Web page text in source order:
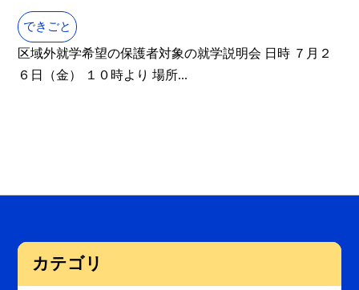
できごと
区域外就学希望の保護者対象の就学説明会 日時 ７月２
６日（金） １０時より 場所...
カテゴリ